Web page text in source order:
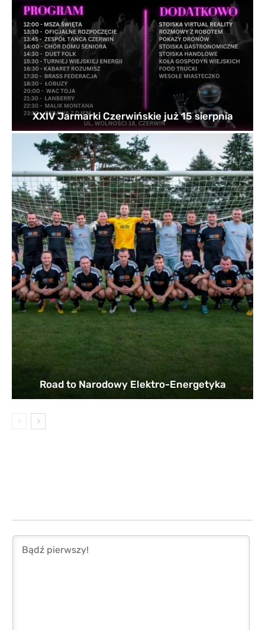
XXIV Jarmarki Czerwińskie już 15 sierpnia
Road to Narodowy Elektro-Energetyka